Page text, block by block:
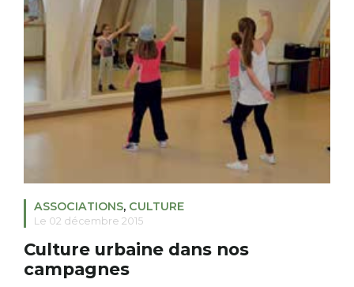
ASSOCIATIONS, CULTURE
Le 02 décembre 2015
Culture urbaine dans nos
campagnes